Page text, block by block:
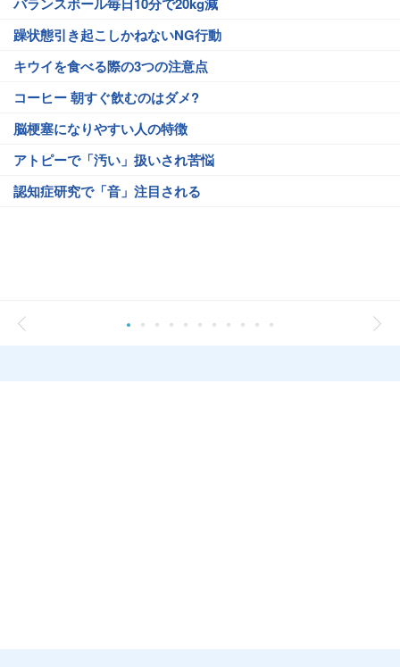
躁状態引き起こしかねないNG行動
キウイを食べる際の3つの注意点
コーヒー 朝すぐ飲むのはダメ?
脳梗塞になりやすい人の特徴
アトピーで「汚い」扱いされ苦悩
認知症研究で「音」注目される